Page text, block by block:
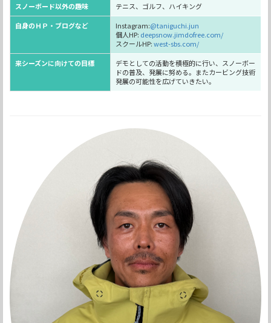
スノーボード以外の趣味
テニス、ゴルフ、ハイキング
自身のＨＰ・ブログなど
Instagram:@taniguchi.jun
個人HP: deepsnow.jimdofree.com/
スクールHP:west-sbs.com/
来シーズンに向けての目標
デモとしての活動を積極的に行い、スノーボー
ドの普及、発展に努める。またカービング技術
発展の可能性を広げていきたい。